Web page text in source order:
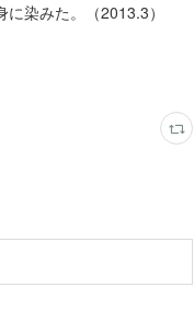
染みた。（2013.3）